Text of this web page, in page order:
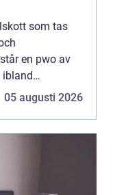
som tas
en pwo av
ibland
05 augusti 2026